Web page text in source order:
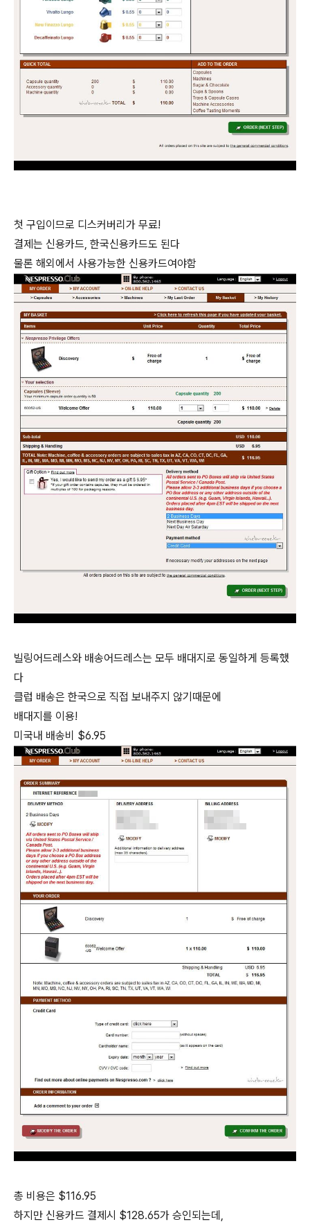
첫 구입이므로 디스커버리가 무료!
결제는 신용카드, 한국신용카드도 된다
물론 해외에서 사용가능한 신용카드여야함
빌링어드레스와 배송어드레스는 모두 배대지로 동일하게 등록했
다
클럽 배송은 한국으로 직접 보내주지 않기때문에
배대지를 이용!
미국내 배송비 $6.95
총 비용은 $116.95
하지만 신용카드 결제시 $128.65가 승인되는데,